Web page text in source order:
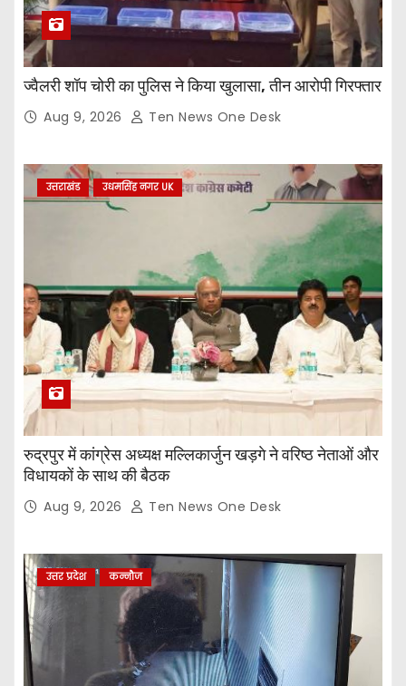
ज्वैलरी शॉप चोरी का पुलिस ने किया खुलासा, तीन आरोपी गिरफ्तार
Aug 9, 2026 Ten News One Desk
उत्तराखंड उधमसिंह नगर UK
रुद्रपुर में कांग्रेस अध्यक्ष मल्लिकार्जुन खड़गे ने वरिष्ठ नेताओं और
विधायकों के साथ की बैठक
Aug 9, 2026 Ten News One Desk
उत्तर प्रदेश कन्नौज